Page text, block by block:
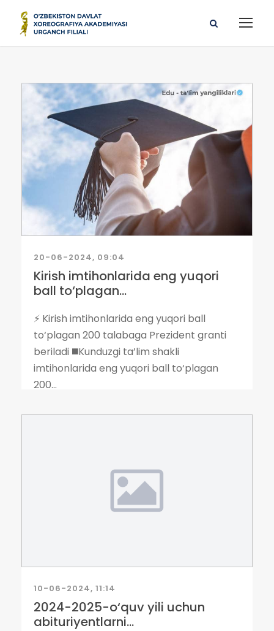
20-06-2024, 09:04
Kirish imtihonlarida eng yuqori
ball to‘plagan...
⚡️ Kirish imtihonlarida eng yuqori ball
to‘plagan 200 talabaga Prezident granti
beriladi ◼️Kunduzgi ta’lim shakli
imtihonlarida eng yuqori ball to‘plagan
200...
10-06-2024, 11:14
2024-2025-o‘quv yili uchun
abituriyentlarni...